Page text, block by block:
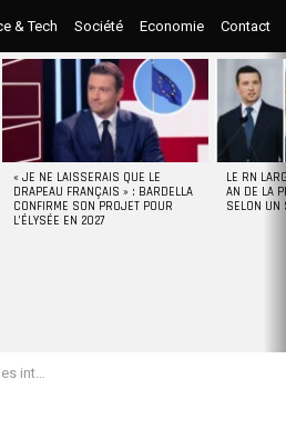
& Tech Société Economie Contact
« JE NE LAISSERAIS QUE LE
DRAPEAU FRANÇAIS » : BARDELLA
CONFIRME SON PROJET POUR
L’ÉLYSÉE EN 2027
LE RN
AN DE LA
SELON UN
« ferme temporairement »